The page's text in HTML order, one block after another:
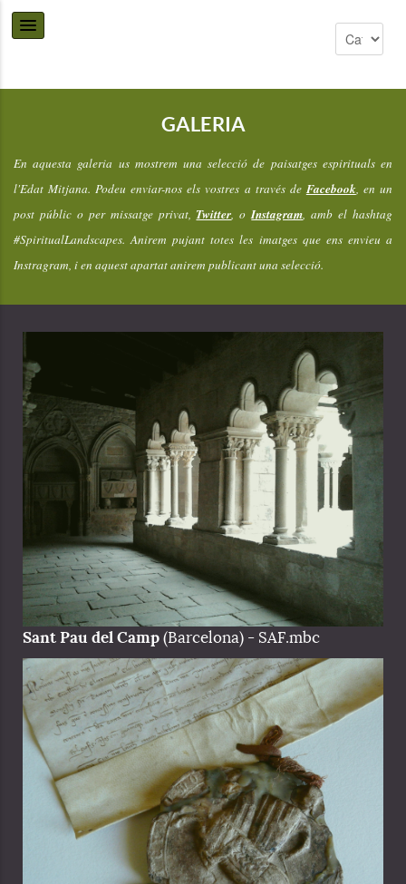
GALERIA
En aquesta galeria us mostrem una selecció de paisatges espirituals en
l'Edat Mitjana. Podeu enviar-nos els vostres a través de Facebook, en un
post públic o per missatge privat,Twitter, oInstagram, amb el hashtag
#SpiritualLandscapes. Anirem pujant totes les imatges que ens envieu a
Instragram, i en aquest apartat anirem publicant una selecció.
Sant Pau del Camp(Barcelona) - SAF.mbc